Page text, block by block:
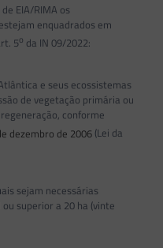
EIA/RIMA os
enquadrados em
5o da IN 09/2022:
e seus ecossistemas
de vegetação primária ou
conforme
dezembro de 2006(Lei da
sejam necessárias
superior a 20 ha (vinte